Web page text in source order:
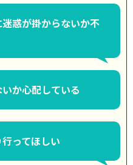
惑が掛からないか不
か心配している
ってほしい